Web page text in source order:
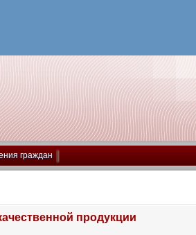
граждан
продукции